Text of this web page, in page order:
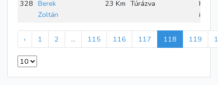
328 Berek
Zoltán
23 Km Túrázva
indul
‹ 1 2 ... 115 116 117 118 119